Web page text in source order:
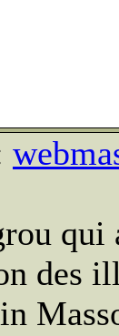
qui
des